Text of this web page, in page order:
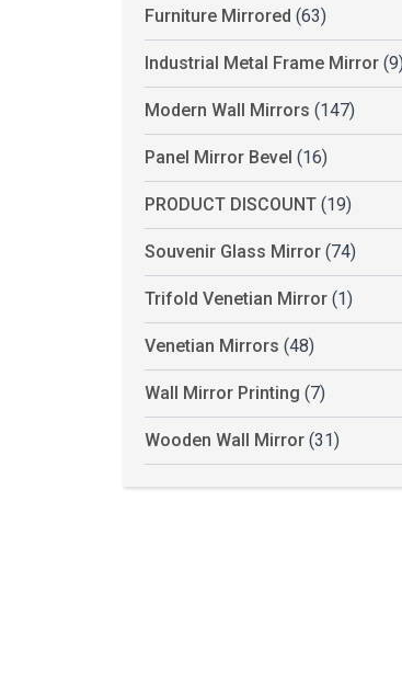
Furniture Mirrored (63)
Industrial Metal Frame Mirror
Modern Wall Mirrors (147)
Panel Mirror Bevel (16)
PRODUCT DISCOUNT (19)
Souvenir Glass Mirror (74)
Trifold Venetian Mirror (1)
Venetian Mirrors (48)
Wall Mirror Printing (7)
Wooden Wall Mirror (31)